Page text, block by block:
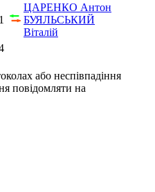
ЦАРЕНКО Антон
БУЯЛЬСЬКИЙ
Віталій
або неспівпадіння
повідомляти на